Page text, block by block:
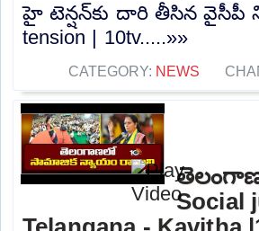
హై టెన్షన్‌కు దారి తీసిన వైసీపీ
tension | 10tv.....»»
CATEGORY: NEWS
Social